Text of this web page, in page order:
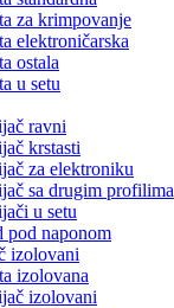
za krimpovanje
elektroničarska
ostala
u setu
ravni
krstasti
za elektroniku
sa drugim profilima
u setu
pod naponom
izolovani
izolovana
izolovani